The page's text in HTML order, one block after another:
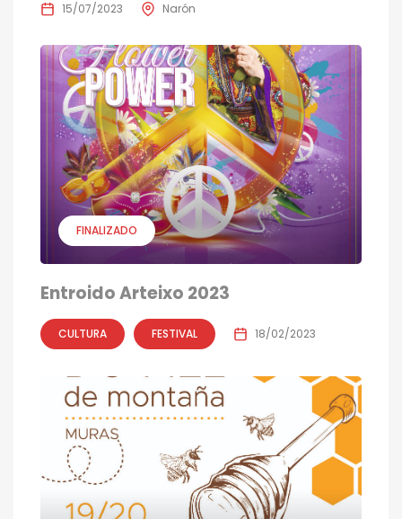
15/07/2023 Narón
FINALIZADO
Entroido Arteixo 2023
CULTURA FESTIVAL 18/02/2023